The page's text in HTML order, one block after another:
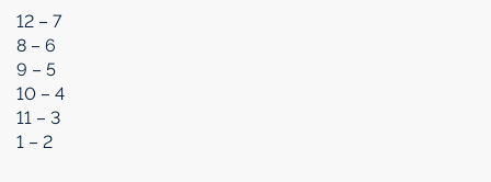
12 – 7
8 – 6
9 – 5
10 – 4
11 – 3
1 – 2